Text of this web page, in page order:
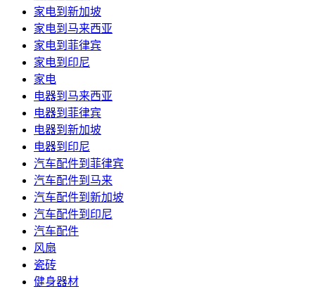
家电到新加坡
家电到马来西亚
家电到菲律宾
家电到印尼
家电
电器到马来西亚
电器到菲律宾
电器到新加坡
电器到印尼
汽车配件到菲律宾
汽车配件到马来
汽车配件到新加坡
汽车配件到印尼
汽车配件
风扇
瓷砖
健身器材